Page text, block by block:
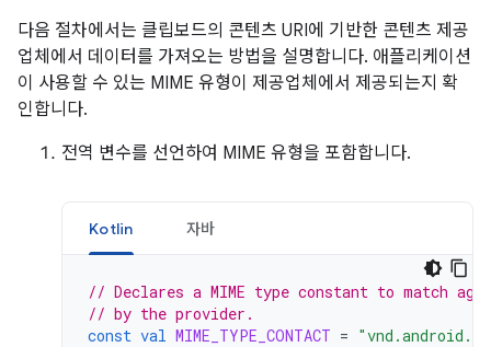
다음 절차에서는 클립보드의 콘텐츠 URI에 기반한 콘텐츠 제공
업체에서 데이터를 가져오는 방법을 설명합니다. 애플리케이션
이 사용할 수 있는 MIME 유형이 제공업체에서 제공되는지 확
인합니다.
전역 변수를 선언하여 MIME 유형을 포함합니다.
Kotlin 자바
// Declares a MIME type constant to match
// by the provider.
const val MIME_TYPE_CONTACT =